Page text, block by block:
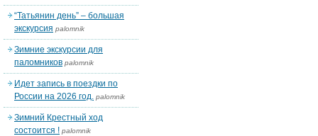
“Татьянин день” – большая
экскурсия palomnik
Зимние экскурсии для
паломников palomnik
Идет запись в поездки по
России на 2026 год. palomnik
Зимний Крестный ход
состоится ! palomnik